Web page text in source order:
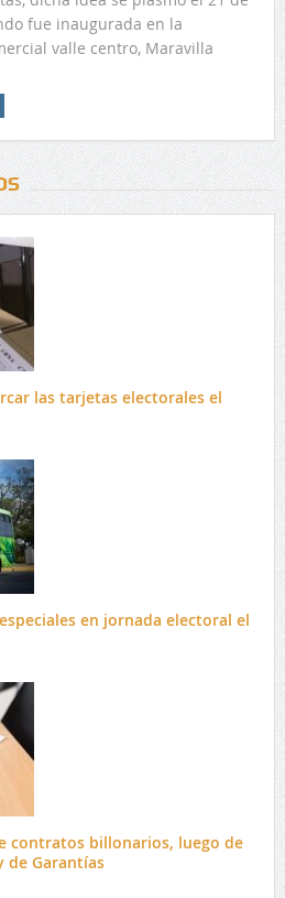
fue inaugurada en la
valle centro, Maravilla
las tarjetas electorales el
en jornada electoral el
contratos billonarios, luego de
de Garantías